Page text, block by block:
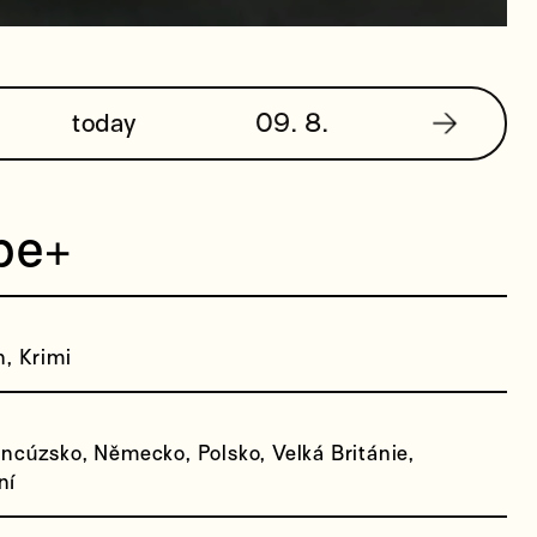
today 09. 8.
Krimi
Německo, Polsko, Velká Británie,